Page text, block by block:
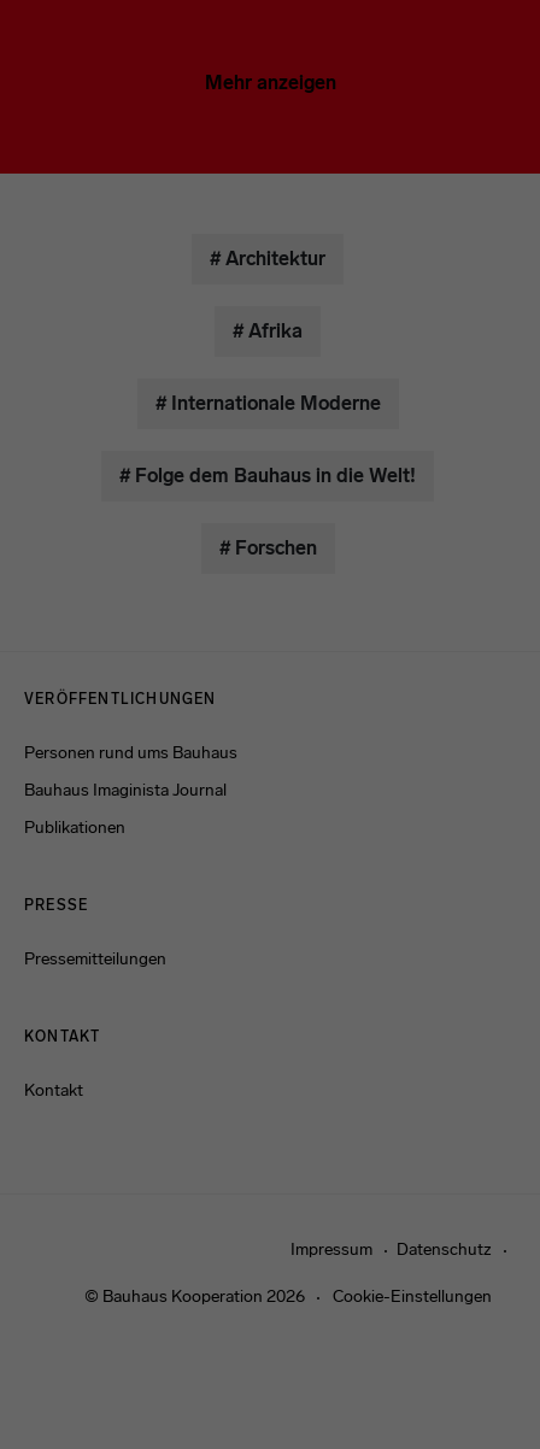
Mehr anzeigen
# Architektur
# Afrika
# Internationale Moderne
# Folge dem Bauhaus in die Welt!
# Forschen
VERÖFFENTLICHUNGEN
Personen rund ums Bauhaus
Bauhaus Imaginista Journal
Publikationen
PRESSE
Pressemitteilungen
KONTAKT
Kontakt
Impressum Datenschutz
© Bauhaus Kooperation 2026 Cookie-Einstellungen